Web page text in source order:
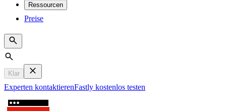
Ressourcen
Preise
Search
Klar
Experten kontaktierenFastly kostenlos testen